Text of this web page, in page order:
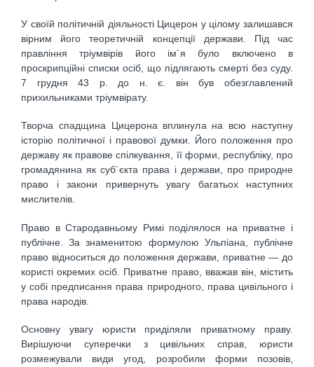
У своїй політичній діяльності Цицерон у цілому залишався
вірним його теоретичній концепції держави. Під час
правління тріумвірів його ім´я було включено в
проскрипційні списки осіб, що підлягають смерті без суду.
7 грудня 43 р. до н. є. він був обезглавлений
прихильниками тріумвірату.
Творча спадщина Цицерона вплинула на всю наступну
історію політичної і правової думки. Його положення про
державу як правове спілкування, її форми, республіку, про
громадянина як суб´єкта права і держави, про природне
право і закони привернуть увагу багатьох наступних
мислителів.
Право в Стародавньому Римі поділялося на приватне і
публічне. За знаменитою формулою Ульпіана, публічне
право відноситься до положення держави, приватне — до
користі окремих осіб. Приватне право, вважав він, містить
у собі предписання права природного, права цивільного і
права народів.
Основну увагу юристи приділяли приватному праву.
Вирішуючи суперечки з цивільних справ, юристи
розмежували види угод, розробили форми позовів,